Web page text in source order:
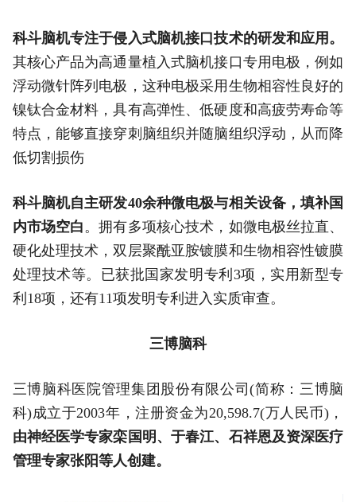
科斗脑机专注于侵入式脑机接口技术的研发和应用。
其核心产品为高通量植入式脑机接口专用电极，例如
浮动微针阵列电极，这种电极采用生物相容性良好的
镍钛合金材料，具有高弹性、低硬度和高疲劳寿命等
特点，能够直接穿刺脑组织并随脑组织浮动，从而降
低切割损伤
科斗脑机自主研发40余种微电极与相关设备，填补国
内市场空白。拥有多项核心技术，如微电极丝拉直、
硬化处理技术，双层聚酰亚胺镀膜和生物相容性镀膜
处理技术等。已获批国家发明专利3项，实用新型专
利18项，还有11项发明专利进入实质审查。
三博脑科
三博脑科医院管理集团股份有限公司(简称：三博脑
科)成立于2003年，注册资金为20,598.7(万人民币)，
由神经医学专家栾国明、于春江、石祥恩及资深医疗
管理专家张阳等人创建。